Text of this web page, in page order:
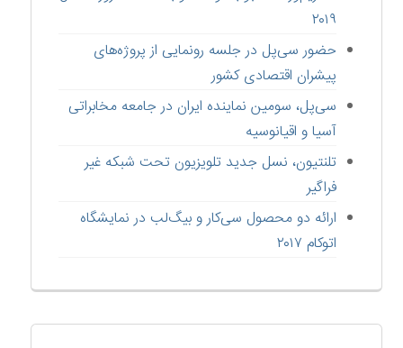
۲۰۱۹
حضور سی‌پل در جلسه رونمایی از پروژه‌های
پیشران اقتصادی کشور
سی‌پل، سومین نماینده ایران در جامعه مخابراتی
آسیا و اقیانوسیه
تلنتیون، نسل جدید تلویزیون تحت شبکه غیر
فراگیر
ارائه دو محصول سی‌کار و بیگ‌لب در نمایشگاه
اتوکام ۲۰۱۷